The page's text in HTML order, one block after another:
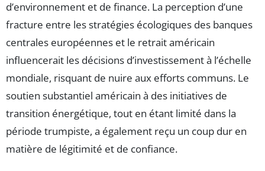
d’environnement et de finance. La perception d’une
fracture entre les stratégies écologiques des banques
centrales européennes et le retrait américain
influencerait les décisions d’investissement à l’échelle
mondiale, risquant de nuire aux efforts communs. Le
soutien substantiel américain à des initiatives de
transition énergétique, tout en étant limité dans la
période trumpiste, a également reçu un coup dur en
matière de légitimité et de confiance.